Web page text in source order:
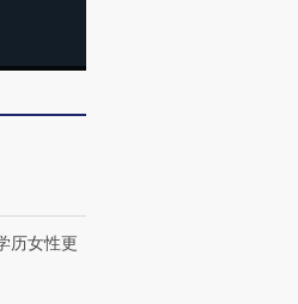
印
教
视线｜“入侵”还是“人道危
机”？难民潮撕裂西班牙
历女性更